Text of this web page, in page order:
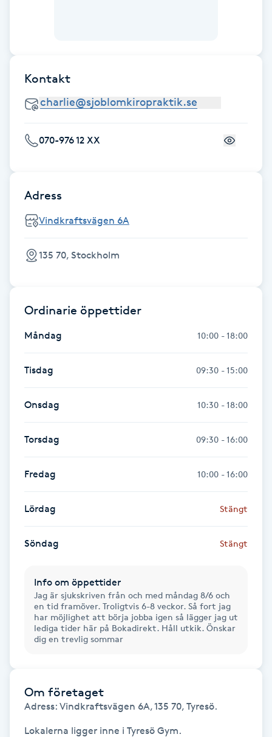
Faceliftmassage
Fet hårbotten
Fettreducering
Fillers
Fotmassage
Fotsvamp
Fotvård
Fransar
Fransborttagning
Fransfärgning
Fransförlängning
Fransförlängning Megavolym
Fransrengöring
Frekvensterapi
Friskvårdsmassage
Frisör
Kontakt
070-976 12 XX
Adress
Vindkraftsvägen 6A
135 70, Stockholm
Ordinarie öppettider
Måndag 10:00 - 18:00
Tisdag 09:30 - 15:00
Onsdag 10:30 - 18:00
Torsdag 09:30 - 16:00
Fredag 10:00 - 16:00
Lördag Stängt
Söndag Stängt
Info om öppettider
Jag är sjukskriven från och med måndag 8/6 och
en tid framöver. Troligtvis 6-8 veckor. Så fort jag
har möjlighet att börja jobba igen så lägger jag ut
lediga tider här på Bokadirekt. Håll utkik. Önskar
dig en trevlig sommar
Om företaget
Adress: Vindkraftsvägen 6A, 135 70, Tyresö.
Lokalerna ligger inne i Tyresö Gym.